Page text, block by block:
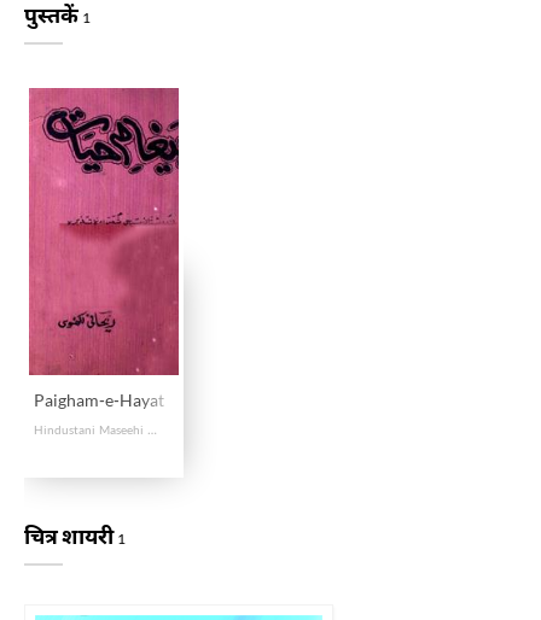
पुस्तकें 1
Paigham-e-Hayat
Hindustani Maseehi Shuara Ka Tazkira
चित्र शायरी 1